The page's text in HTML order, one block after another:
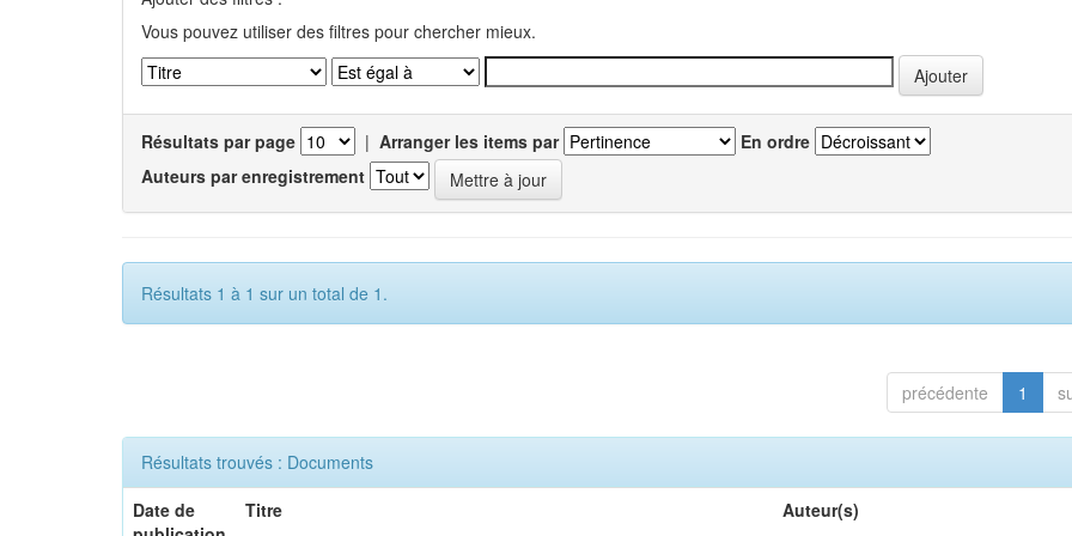
Vous pouvez utiliser des filtres pour chercher mieux.
Résultats par page | Arranger les items par
En ordre
Auteurs par enregistrement
Résultats 1 à 1 sur un total de 1.
précédente 1
Résultats trouvés : Documents
Date de
Titre Auteur(s)